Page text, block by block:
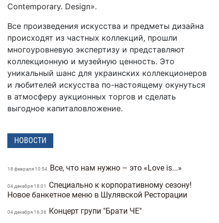
Contemporary. Design».
Все произведения искусства и предметы дизайна
происходят из частных коллекций, прошли
многоуровневую экспертизу и представляют
коллекционную и музейную ценность. Это
уникальный шанс для украинских коллекционеров
и любителей искусства по-настоящему окунуться
в атмосферу аукционных торгов и сделать
выгодное капиталовложение.
НОВОСТИ
18 февраля 10:54 Все, что нам нужно – это «Love is...»
04 декабря 18:01
Специально к корпоративному сезону!
Новое банкетное меню в Шулявской Ресторации
04 декабря 16:36 Концерт групи "Брати ЧЕ"